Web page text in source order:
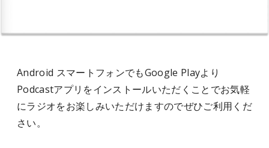
Android スマートフォンでもGoogle Playより
Podcastアプリをインストールいただくことでお気軽
にラジオをお楽しみいただけますのでぜひご利用くだ
さい。